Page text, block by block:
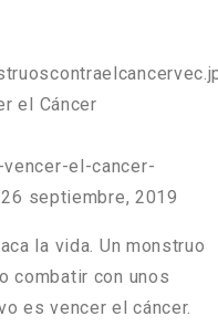
el Cáncer
el-cancer-
26 septiembre, 2019
la vida. Un monstruo
combatir con unos
es vencer el cáncer.